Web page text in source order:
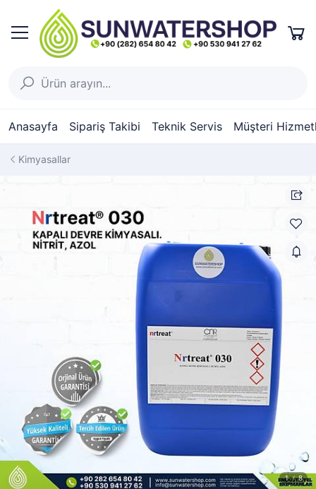
Anasayfa Sipariş Takibi Teknik Servis Müşteri
Kimyasallar